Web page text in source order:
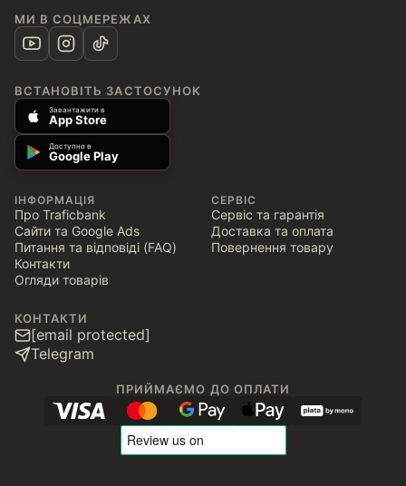
МИ В СОЦМЕРЕЖАХ
ВСТАНОВІТЬ ЗАСТОСУНОК
Завантажити в
App Store
Доступно в
Google Play
ІНФОРМАЦІЯ
Про Traficbank
Сайти та Google Ads
Питання та відповіді (FAQ)
Контакти
Огляди товарів
СЕРВІС
Сервіс та гарантія
Доставка та оплата
Повернення товару
КОНТАКТИ
[email protected]
Telegram
ПРИЙМАЄМО ДО ОПЛАТИ